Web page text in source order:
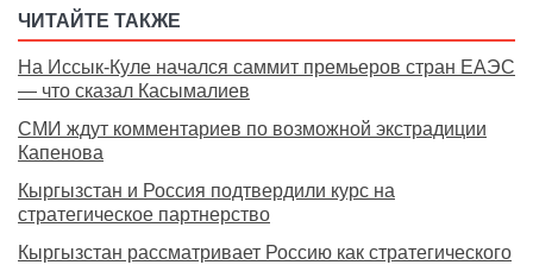
ЧИТАЙТЕ ТАКЖЕ
На Иссык-Куле начался саммит премьеров стран ЕАЭС
— что сказал Касымалиев
СМИ ждут комментариев по возможной экстрадиции
Капенова
Кыргызстан и Россия подтвердили курс на
стратегическое партнерство
Кыргызстан рассматривает Россию как стратегического